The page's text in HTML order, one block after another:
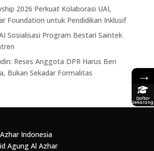
2026 Perkuat Kolaborasi UAI,
Foundation untuk Pendidikan Inklusif
Sosialisasi Program Bestari Saintek
Reses Anggota DPR Harus Beri
Bukan Sekadar Formalitas
Indonesia
Agung Al Azhar
→
Daftar
Sekarang